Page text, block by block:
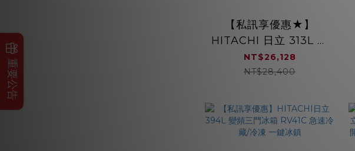
【私訊享優惠★】
HITACHI 日立 313L 變
頻兩門冰箱 琉璃鏡面 右
開 HRBN5366DF 一級
NT$26,128
NT$28,400
重要公告